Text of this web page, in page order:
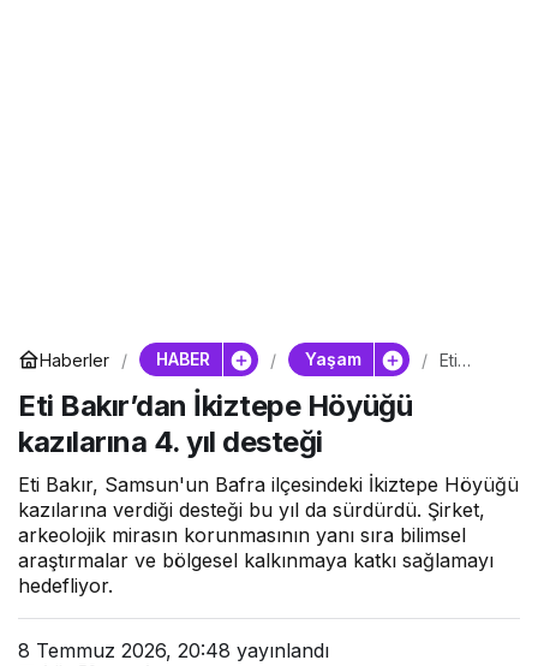
Haberler HABER Yaşam
Eti
a 4. yıl
desteği
Eti Bakır’dan İkiztepe Höyüğü
kazılarına 4. yıl desteği
Eti Bakır, Samsun'un Bafra ilçesindeki İkiztepe Höyüğü
kazılarına verdiği desteği bu yıl da sürdürdü. Şirket,
arkeolojik mirasın korunmasının yanı sıra bilimsel
araştırmalar ve bölgesel kalkınmaya katkı sağlamayı
hedefliyor.
8 Temmuz 2026, 20:48 yayınlandı